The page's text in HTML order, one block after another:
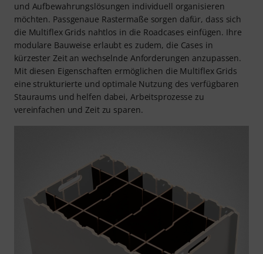
und Aufbewahrungslösungen individuell organisieren
möchten. Passgenaue Rastermaße sorgen dafür, dass sich
die Multiflex Grids nahtlos in die Roadcases einfügen. Ihre
modulare Bauweise erlaubt es zudem, die Cases in
kürzester Zeit an wechselnde Anforderungen anzupassen.
Mit diesen Eigenschaften ermöglichen die Multiflex Grids
eine strukturierte und optimale Nutzung des verfügbaren
Stauraums und helfen dabei, Arbeitsprozesse zu
vereinfachen und Zeit zu sparen.